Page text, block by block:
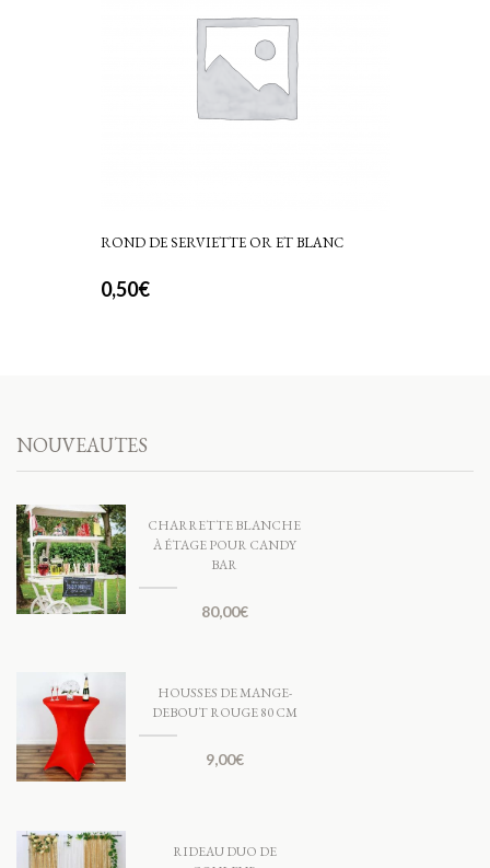
ROND DE SERVIETTE OR ET BLANC
0,50€
NOUVEAUTES
CHARRETTE BLANCHE
À ÉTAGE POUR CANDY
BAR
80,00€
HOUSSES DE MANGE-
DEBOUT ROUGE 80 CM
9,00€
RIDEAU DUO DE